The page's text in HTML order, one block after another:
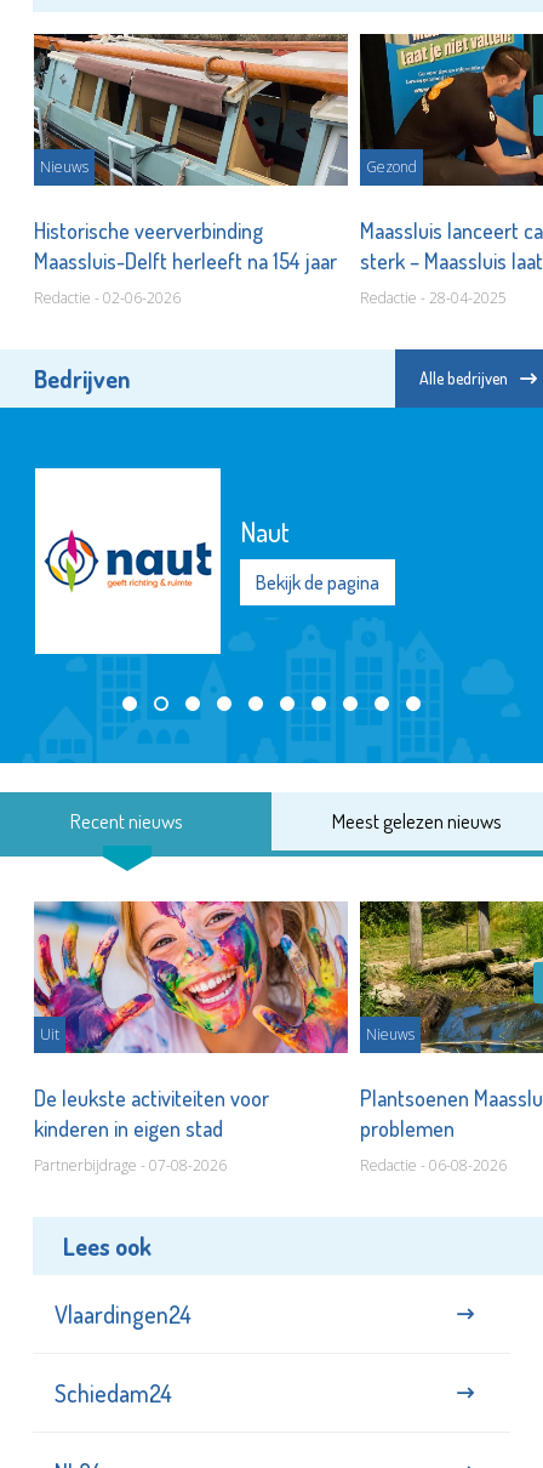
Nieuws
Historische veerverbinding
Maassluis-Delft herleeft na 154 jaar
Redactie - 02-06-2026
Gezond
Maassluis lanceert
sterk – Maassluis
Redactie - 28-04-2025
Bedrijven Alle bedrijven
Naut
Bekijk de pagina
Recent nieuws Meest gelezen nieuws
Uit
De leukste activiteiten voor
kinderen in eigen stad
Partnerbijdrage - 07-08-2026
Nieuws
Plantsoenen
problemen
Redactie - 06-08-2026
Lees ook
Vlaardingen24
Schiedam24